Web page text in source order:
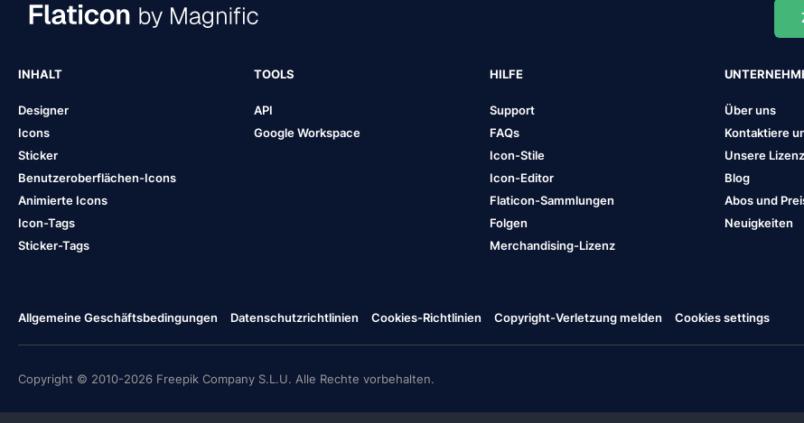
INHALT
Designer
Icons
Sticker
Benutzeroberflächen-Icons
Animierte Icons
Icon-Tags
Sticker-Tags
TOOLS
API
Google Workspace
HILFE
Support
FAQs
Icon-Stile
Icon-Editor
Flaticon-Sammlungen
Folgen
Merchandising-Lizenz
Über uns
Kontaktiere
Unsere Lizenz
Blog
Abos und
Neuigkeiten
Allgemeine Geschäftsbedingungen Datenschutzrichtlinien Cookies-Richtlinien Copyright-Verletzung melden Cookies settings
Copyright © 2010-2026 Freepik Company S.L.U. Alle Rechte vorbehalten.